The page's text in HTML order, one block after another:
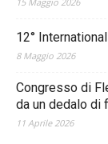
12°
8 Maggio 2026
Congresso di
da un dedalo di
11 Aprile 2026